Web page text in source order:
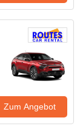
Zum Angebot